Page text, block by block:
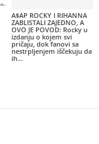
A$AP ROCKY I RIHANNA
ZABLISTALI ZAJEDNO, A
OVO JE POVOD: Rocky u
izdanju o kojem svi
pričaju, dok fanovi sa
nestrpljenjem iščekuju da
ih...